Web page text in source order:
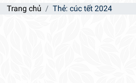
Trang chủ Thẻ: cúc tết 2024